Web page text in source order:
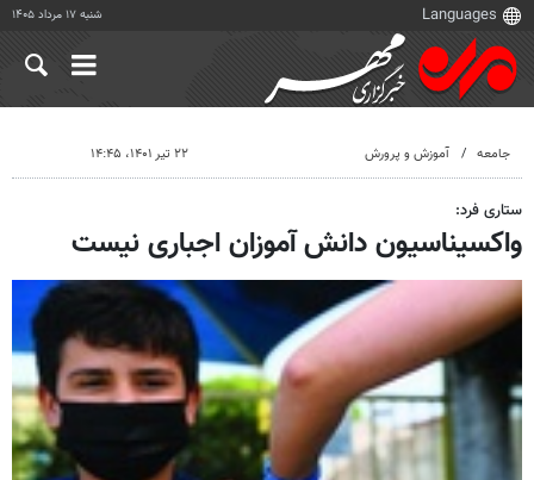
شنبه ۱۷ مرداد ۱۴۰۵
جامعه آموزش و پرورش ۲۲ تیر ۱۴۰۱، ۱۴:۴۵
ستاری فرد:
واکسیناسیون دانش آموزان اجباری نیست